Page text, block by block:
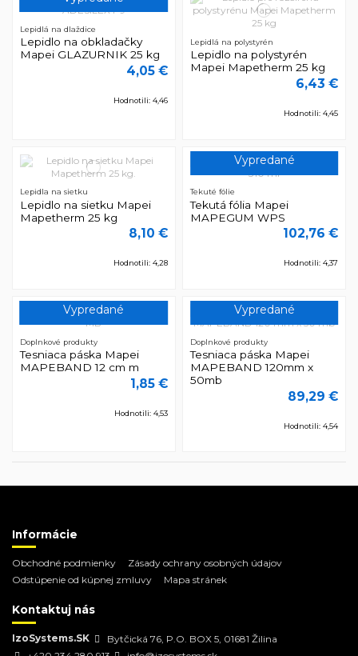
Lepidlá na dlaždice
Lepidlo na obkladačky
Mapei GLAZURNIK 25 kg
4,05 €
Hodnotili: 4,46
Lepidlá na polystyrén
Lepidlo na polystyrén
Mapei Mapetherm 25 kg
6,43 €
Hodnotili: 4,45
Lepidla na sietku
Lepidlo na sietku Mapei
Mapetherm 25 kg
8,10 €
Hodnotili: 4,28
Vypredané
Tekuté fólie
Tekutá fólia Mapei
MAPEGUM WPS
102,76 €
Hodnotili: 4,37
Vypredané
Doplnkové produkty
Tesniaca páska Mapei
MAPEBAND 12 cm m
1,85 €
Hodnotili: 4,53
Vypredané
Doplnkové produkty
Tesniaca páska Mapei
MAPEBAND 120mm x
50mb
89,29 €
Hodnotili: 4,54
Informácie
Obchodné podmienky
Zásady ochrany osobných údajov
Odstúpenie od kúpnej zmluvy
Mapa stránek
Kontaktuj nás
IzoSystems.SK
Bytčická 76, P.O. BOX 5, 01681 Žilina